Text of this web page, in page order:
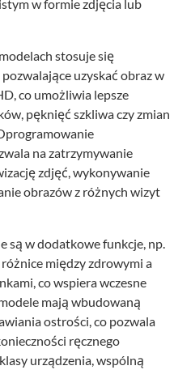
w formie zdjęcia lub
stosuje się
uzyskać obraz w
co umożliwia lepsze
pęknięć szkliwa czy zmian
na zatrzymywanie
zdjęć, wykonywanie
obrazów z różnych wizyt
są w dodatkowe funkcje, np.
między zdrowymi a
co wspiera wczesne
mają wbudowaną
ostrości, co pozwala
ręcznego
urządzenia, wspólną